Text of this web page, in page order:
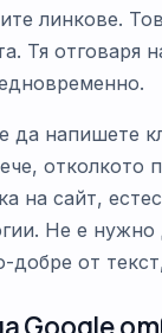
линкове.
Тя отговаря
да напишете
отколкото
на сайт,
Не е
добре от